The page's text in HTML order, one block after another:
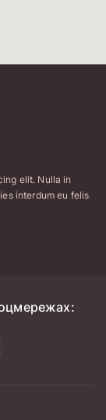
elit. Nulla in
interdum eu felis